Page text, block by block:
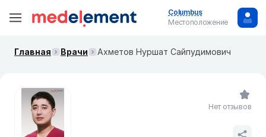
Columbus
Местоположение
Главная Врачи Ахметов Нуршат Сайпудимович
Нет отзывов